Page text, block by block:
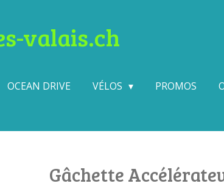
valais.ch
OCEAN DRIVE VÉLOS PROMOS
Gâchette